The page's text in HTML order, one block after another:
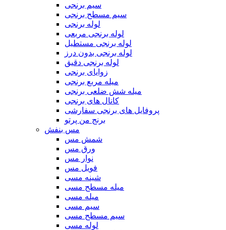
سیم برنجی
سیم مسطح برنجی
لوله برنجی
لوله برنجی مربعی
لوله برنجی مستطیل
لوله برنجی بدون درز
لوله برنجی دقیق
زوایای برنجی
میله مربع برنجی
میله شش ضلعی برنجی
کانال های برنجی
پروفایل های برنجی سفارشی
برنج من پرتو
مس بنفش
شمش مس
ورق مس
نوار مس
فویل مس
شینه مسی
میله مسطح مسی
میله مسی
سیم مسی
سیم مسطح مسی
لوله مسی